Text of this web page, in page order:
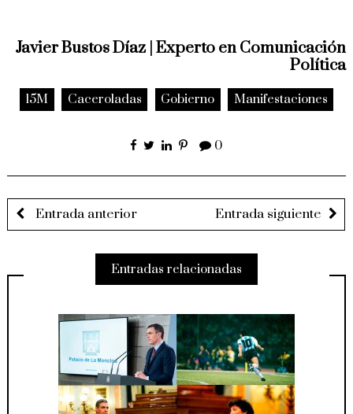
Javier Bustos Díaz | Experto en Comunicación
Política
15M Caceroladas Gobierno Manifestaciones
0
Entrada anterior Entrada siguiente
Entradas relacionadas